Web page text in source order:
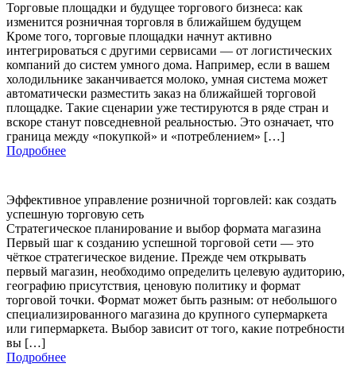
Торговые площадки и будущее торгового бизнеса: как
изменится розничная торговля в ближайшем будущем
Кроме того, торговые площадки начнут активно
интегрироваться с другими сервисами — от логистических
компаний до систем умного дома. Например, если в вашем
холодильнике заканчивается молоко, умная система может
автоматически разместить заказ на ближайшей торговой
площадке. Такие сценарии уже тестируются в ряде стран и
вскоре станут повседневной реальностью. Это означает, что
граница между «покупкой» и «потреблением» […]
Подробнее
Эффективное управление розничной торговлей: как создать
успешную торговую сеть
Стратегическое планирование и выбор формата магазина
Первый шаг к созданию успешной торговой сети — это
чёткое стратегическое видение. Прежде чем открывать
первый магазин, необходимо определить целевую аудиторию,
географию присутствия, ценовую политику и формат
торговой точки. Формат может быть разным: от небольшого
специализированного магазина до крупного супермаркета
или гипермаркета. Выбор зависит от того, какие потребности
вы […]
Подробнее